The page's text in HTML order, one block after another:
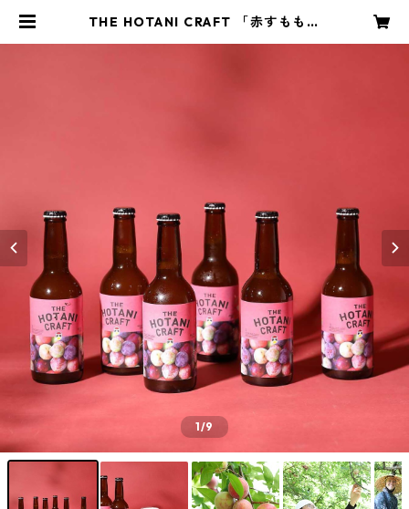
THE HOTANI CRAFT 「赤すもも」
1/9